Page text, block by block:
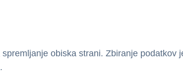
spremljanje obiska strani. Zbiranje podatkov